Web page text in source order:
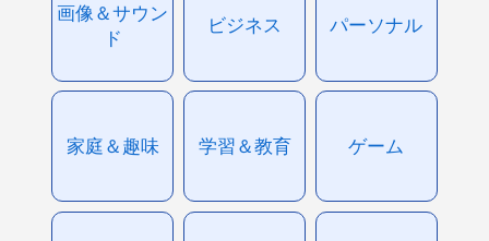
画像＆サウン
ド
ビジネス パーソナル
家庭＆趣味 学習＆教育 ゲーム